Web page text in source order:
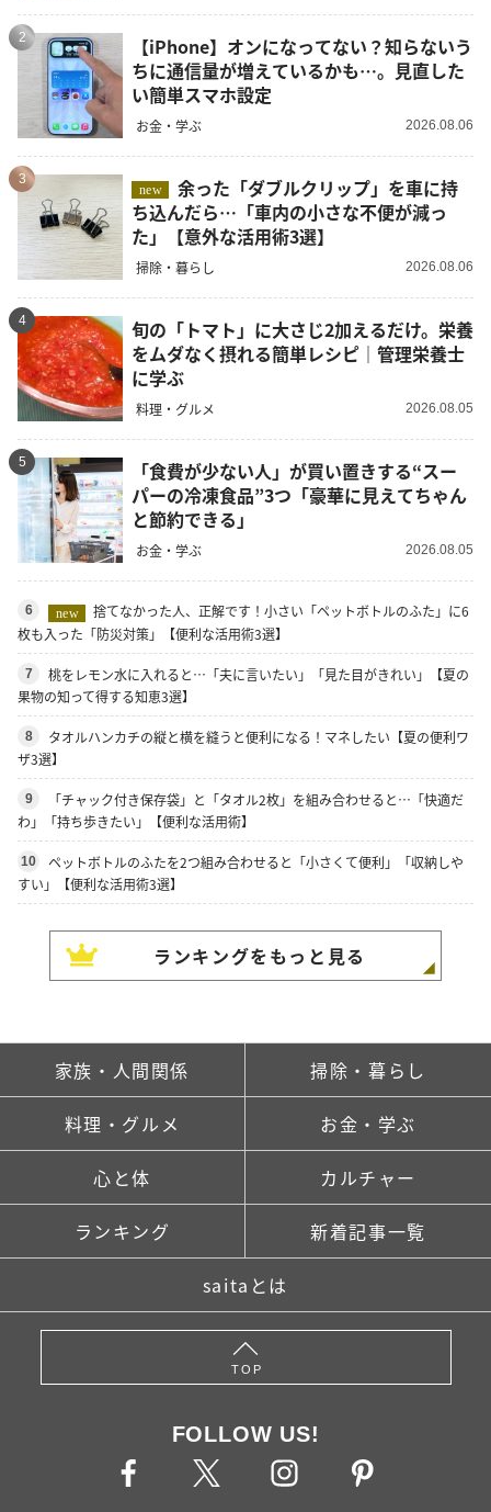
2
【iPhone】オンになってない？知らないう
ちに通信量が増えているかも…。見直した
い簡単スマホ設定
お金・学ぶ 2026.08.06
3
new
余った「ダブルクリップ」を車に持
ち込んだら…「車内の小さな不便が減っ
た」【意外な活用術3選】
掃除・暮らし 2026.08.06
4
旬の「トマト」に大さじ2加えるだけ。栄養
をムダなく摂れる簡単レシピ｜管理栄養士
に学ぶ
料理・グルメ 2026.08.05
5
「食費が少ない人」が買い置きする“スー
パーの冷凍食品”3つ「豪華に見えてちゃん
と節約できる」
お金・学ぶ 2026.08.05
6 new
捨てなかった人、正解です！小さい「ペットボトルのふた」に6
枚も入った「防災対策」【便利な活用術3選】
7
桃をレモン水に入れると…「夫に言いたい」「見た目がきれい」【夏の
果物の知って得する知恵3選】
8
タオルハンカチの縦と横を縫うと便利になる！マネしたい【夏の便利ワ
ザ3選】
9
「チャック付き保存袋」と「タオル2枚」を組み合わせると…「快適だ
わ」「持ち歩きたい」【便利な活用術】
10
ペットボトルのふたを2つ組み合わせると「小さくて便利」「収納しや
すい」【便利な活用術3選】
ランキングをもっと見る
家族・人間関係 掃除・暮らし
料理・グルメ お金・学ぶ
心と体 カルチャー
ランキング 新着記事一覧
saitaとは
TOP
FOLLOW US!